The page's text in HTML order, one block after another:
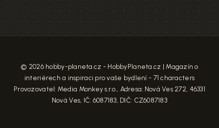
© 2026 hobby-planeta.cz - HobbyPlaneta.cz | Magazín o
interiérech a inspiraci pro vaše bydlení - 71 characters
Provozovatel: Media Monkey s.r.o., Adresa: Nová Ves 272, 46331
Nová Ves, IČ: 6087183, DIČ: CZ6087183